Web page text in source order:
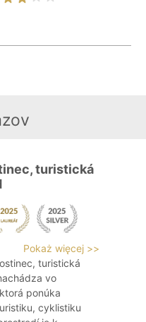
turistická
Pokaż więcej >>
turistická
vo
ponúka
cyklistiku